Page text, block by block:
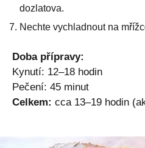
dozlatova.
Nechte vychladnout na
Doba přípravy:
Kynutí: 12–18 hodin
Pečení: 45 minut
Celkem: cca 13–19 hodin